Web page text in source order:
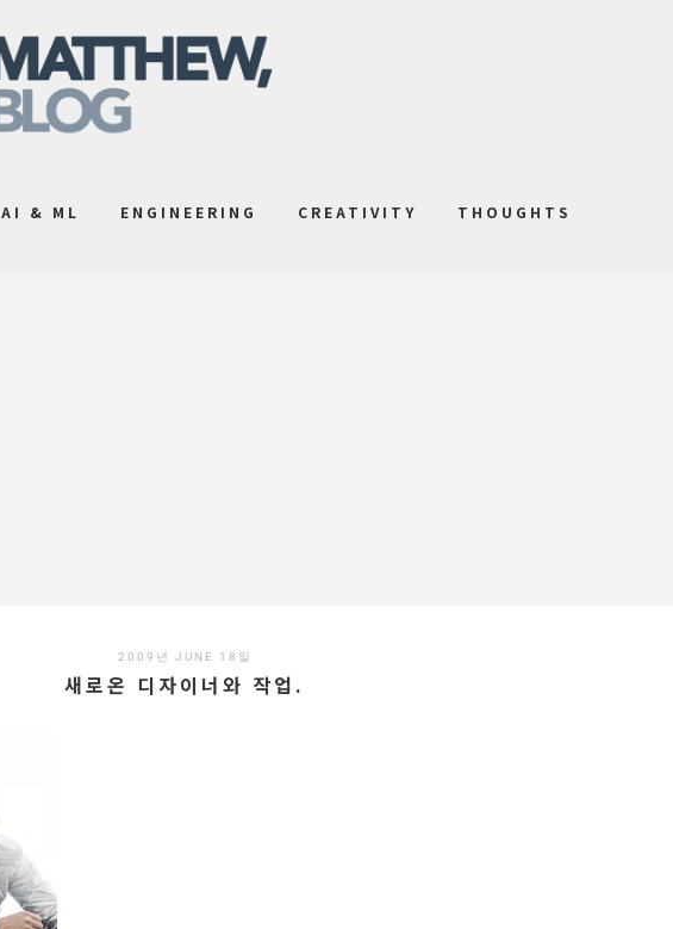
AI & ML ENGINEERING CREATIVITY THOUGHTS
2009년 JUNE 18일
새로온 디자이너와 작업.